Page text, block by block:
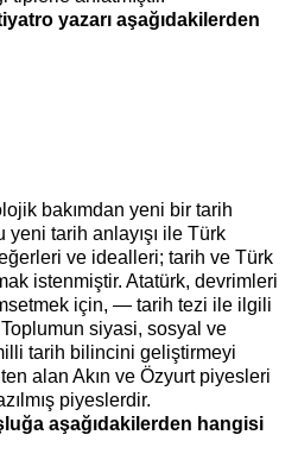
yazarı aşağıdakilerden
bakımdan yeni bir tarih
yeni tarih anlayışı ile Türk
ve idealleri; tarih ve Türk
istenmiştir. Atatürk, devrimleri
için, — tarih tezi ile ilgili
siyasi, sosyal ve
tarih bilincini geliştirmeyi
alan Akın ve Özyurt piyesleri
piyeslerdir.
aşağıdakilerden hangisi